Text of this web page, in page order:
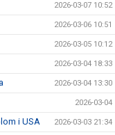
2026-03-07 10:52
2026-03-06 10:51
2026-03-05 10:12
2026-03-04 18:33
2026-03-04 13:30
2026-03-04
i USA 2026-03-03 21:34